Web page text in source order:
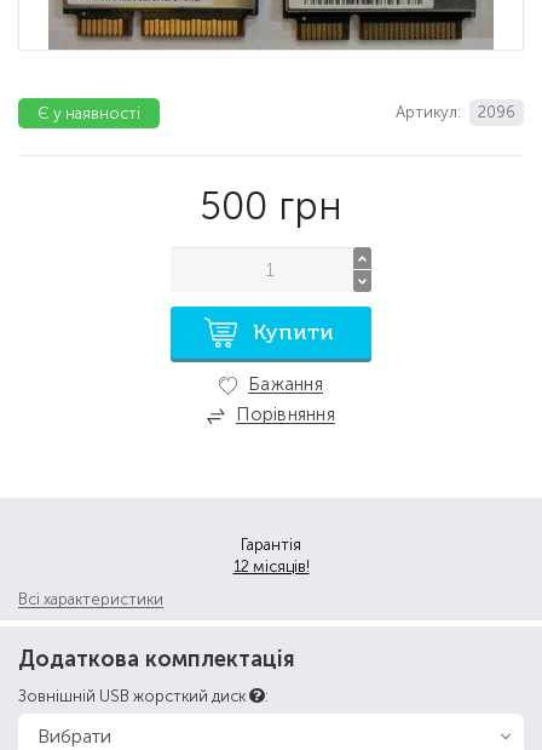
Гарантія
12 місяців!
Всі характеристики
Додаткова комплектація
Зовнішній USB жорсткий диск :
Артикул: 2096
Є у наявності
500 грн
Купити
Бажання
Порівняння